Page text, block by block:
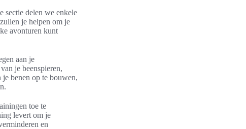
sectie delen we enkele
je helpen om je
avonturen kunt
aan je
je beenspieren,
benen op te bouwen,
toe te
levert om je
en